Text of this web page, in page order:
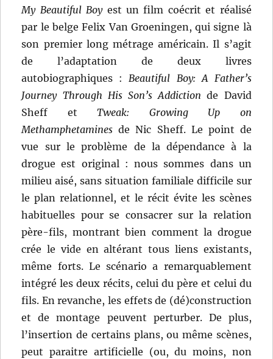
My Beautiful Boyest un film coécrit et réalisé
par le belge Felix Van Groeningen, qui signe là
son premier long métrage américain. Il s’agit
de l’adaptation de deux livres
autobiographiques :Beautiful Boy: A Father’s
Journey Through His Son’s Addiction de David
Sheff etTweak: Growing Up on
Methamphetamines de Nic Sheff. Le point de
vue sur le problème de la dépendance à la
drogue est original : nous sommes dans un
milieu aisé, sans situation familiale difficile sur
le plan relationnel, et le récit évite les scènes
habituelles pour se consacrer sur la relation
père-fils, montrant bien comment la drogue
crée le vide en altérant tous liens existants,
même forts. Le scénario a remarquablement
intégré les deux récits, celui du père et celui du
fils. En revanche, les effets de (dé)construction
et de montage peuvent perturber. De plus,
l’insertion de certains plans, ou même scènes,
peut paraitre artificielle (ou, du moins, non